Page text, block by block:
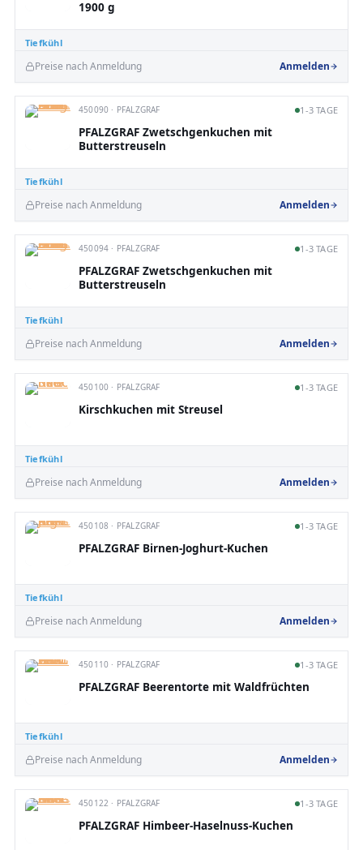
Tiefkühl
1900 g
Preise nach Anmeldung Anmelden
Tiefkühl
450090 · PFALZGRAF 1-3 TAGE
PFALZGRAF Zwetschgenkuchen mit
Butterstreuseln
Preise nach Anmeldung Anmelden
Tiefkühl
450094 · PFALZGRAF 1-3 TAGE
PFALZGRAF Zwetschgenkuchen mit
Butterstreuseln
Preise nach Anmeldung Anmelden
Tiefkühl
450100 · PFALZGRAF 1-3 TAGE
Kirschkuchen mit Streusel
Preise nach Anmeldung Anmelden
Tiefkühl
450108 · PFALZGRAF 1-3 TAGE
PFALZGRAF Birnen-Joghurt-Kuchen
Preise nach Anmeldung Anmelden
Tiefkühl
450110 · PFALZGRAF 1-3 TAGE
PFALZGRAF Beerentorte mit Waldfrüchten
Preise nach Anmeldung Anmelden
450122 · PFALZGRAF 1-3 TAGE
PFALZGRAF Himbeer-Haselnuss-Kuchen